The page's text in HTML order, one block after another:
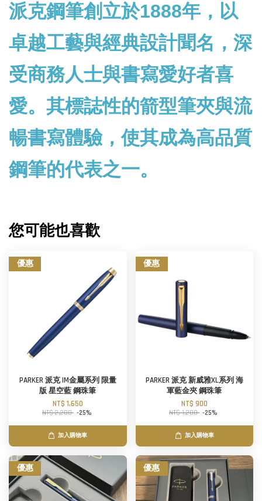
派克鋼筆創立於1888年，以
卓越工藝與經典設計聞名，深
受商務人士與書寫愛好者喜
愛。其標誌性的箭型筆夾與流
暢書寫體驗，使其成為高品質
鋼筆的代表之一。
您可能也喜歡
優惠
PARKER 派克 IM金屬系列 限量
版 星空藍 鋼珠筆
NT$ 1,650
NT$ 2,200 -25%
加入購物車
優惠
PARKER 派克 新威雅XL系列 海
軍藍金夾 鋼珠筆
NT$ 900
NT$ 1,200 -25%
加入購物車
優惠 優惠